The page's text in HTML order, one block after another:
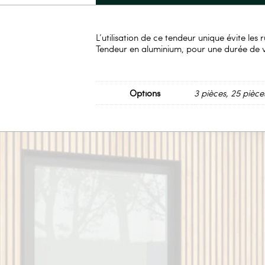
L’utilisation de ce tendeur unique évite
Tendeur en aluminium, pour une durée de
Options 3 pièces, 25